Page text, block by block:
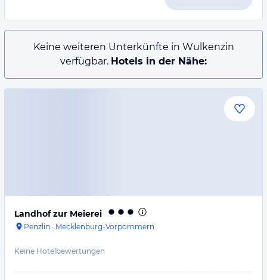
Keine weiteren Unterkünfte in Wulkenzin
verfügbar. Hotels in der Nähe:
Landhof zur Meierei
Penzlin · Mecklenburg-Vorpommern
Keine Hotelbewertungen